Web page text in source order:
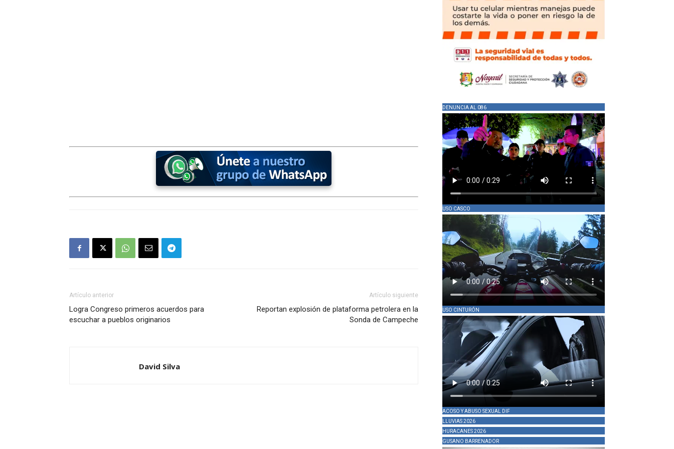
Artículo anterior
Logra Congreso primeros acuerdos para
escuchar a pueblos originarios
Artículo siguiente
Reportan explosión de plataforma petrolera en la
Sonda de Campeche
David Silva
DENUNCIA AL 086
USO CASCO
USO CINTURÓN
ACOSO Y ABUSO SEXUAL DIF
LLUVIAS 2026
HURACANES 2026
GUSANO BARRENADOR